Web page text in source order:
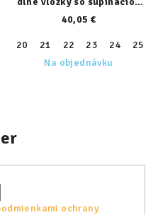
27 28 29 30 31
32
päty
40,05 €
20 21 22 23 24 25
Na objednávku
ochrany